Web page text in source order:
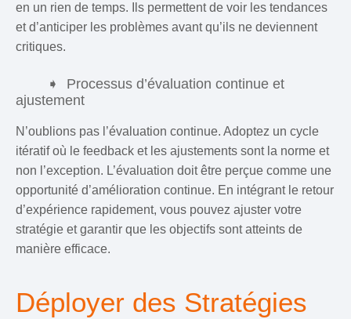
en un rien de temps. Ils permettent de voir les tendances
et d’anticiper les problèmes avant qu’ils ne deviennent
critiques.
Processus d’évaluation continue et
ajustement
N’oublions pas l’évaluation continue. Adoptez un cycle
itératif où le feedback et les ajustements sont la norme et
non l’exception. L’évaluation doit être perçue comme une
opportunité d’amélioration continue. En intégrant le retour
d’expérience rapidement, vous pouvez ajuster votre
stratégie et garantir que les objectifs sont atteints de
manière efficace.
Déployer des Stratégies